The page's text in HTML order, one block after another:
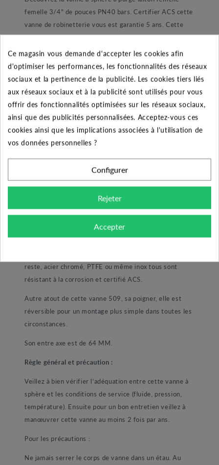
femelle 3/4" de pouces PN40 bars. Certifier ACS cette
vanne de robinetterie vous est garantie 5 ans. Cette
vanne laiton (ref.509) possède une résistance accrue à
la pression et aux températures. En effet, cette vanne à
sphère résiste à des températures comprises entre 0 et
120°C mais son principal atout est sa tolérance aux
fortes pressions. Selon les diamètres de raccordements
cette résistance varie : la pression maxi admise est de
40 bars pour les modèles allant jusqu’à 1 pouce, 30 bars
en 1 pouce ¼, 25 bars en 1 pouce 1/2, 20 bars en 2
pouces et 10 bars au-delà de ces diamètres. Pour son
potable, climatisation, arrosage ainsi que l’irrigation.
Dans sa construction cette vanne à sphère laiton est
principalement composée de laiton. Son écrou presse
étoupe, son corp intérieur et extérieur, la sphère ainsi
reste, acier chromé, PTFE ou même inox tous sont
résistant à la corrosion et certifié ACS.
Autre atout de cette vanne 509, sa poigner, elle est
réversible pour un montage plus simple dans toutes les
circonstances.
Son entre axe est de 64 MM.
Règle général et précaution :
Veillez à bien vérifier l’adéquation entre cette vanne à
sphère et les conditions de service (fluide, pression,
température). Ensuite pour un bon entretien veillez à
manœuvrer cette vanne au moins 2 fois par ans.
Pour les précautions :
Ne jamais serrer le corps de vanne dans un étau. Au
Ce magasin vous demande d'accepter les cookies afin
d'optimiser les performances, les fonctionnalités des réseaux
sociaux et la pertinence de la publicité. Les cookies tiers liés
aux réseaux sociaux et à la publicité sont utilisés pour vous
offrir des fonctionnalités optimisées sur les réseaux sociaux,
ainsi que des publicités personnalisées. Acceptez-vous ces
cookies ainsi que les implications associées à l'utilisation de
vos données personnelles ?
Configurer
Rejeter
Accepter